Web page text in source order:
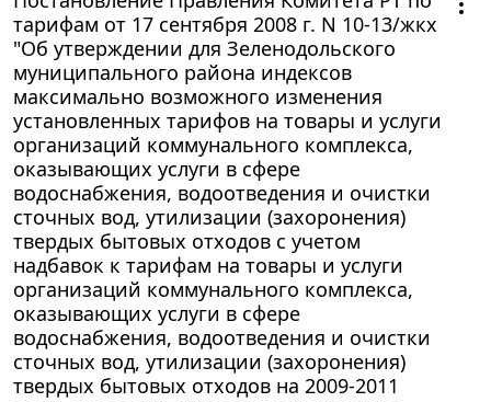
тарифам от 17 сентября 2008 г. N 10-13/жкх
"Об утверждении для Зеленодольского
муниципального района индексов
максимально возможного изменения
установленных тарифов на товары и услуги
организаций коммунального комплекса,
оказывающих услуги в сфере
водоснабжения, водоотведения и очистки
сточных вод, утилизации (захоронения)
твердых бытовых отходов с учетом
надбавок к тарифам на товары и услуги
организаций коммунального комплекса,
оказывающих услуги в сфере
водоснабжения, водоотведения и очистки
сточных вод, утилизации (захоронения)
твердых бытовых отходов на 2009-2011